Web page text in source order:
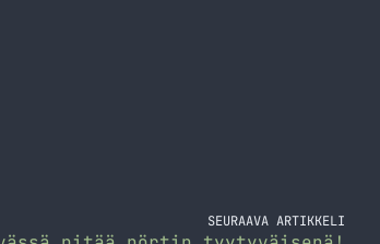
SEURAAVA ARTIKKELI